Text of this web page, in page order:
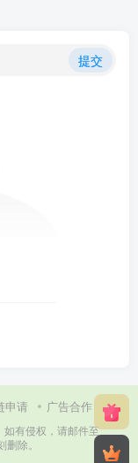
提交
申请 广告合作
如有侵权，请邮件至
除。